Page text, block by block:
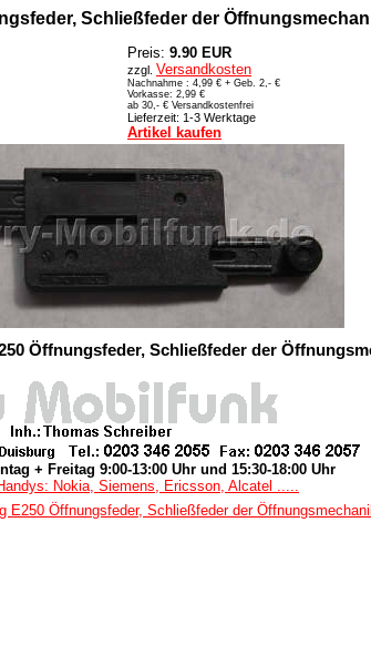
Schließfeder der
Preis: 9.90 EUR
zzgl. Versandkosten
Nachnahme : 4,99 € + Geb. 2,- €
Vorkasse: 2,99 €
ab 30,- € Versandkostenfrei
Lieferzeit: 1-3 Werktage
Artikel kaufen
Öffnungsfeder, Schließfeder der
+ Freitag 9:00-13:00 Uhr und 15:30-18:00 Uhr
Nokia, Siemens, Ericsson, Alcatel .....
E250 Öffnungsfeder, Schließfeder der